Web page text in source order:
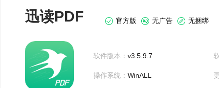
迅读PDF 官方版 无广告 无捆绑
软件版本： v3.5.9.7
操作系统： WinALL